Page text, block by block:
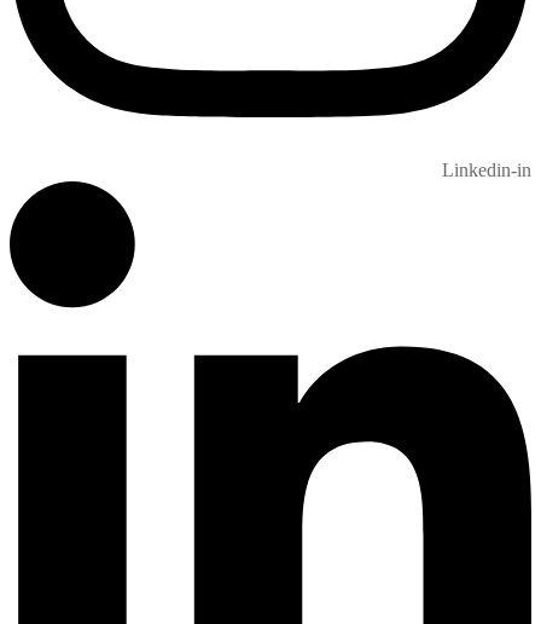
Linkedin-in